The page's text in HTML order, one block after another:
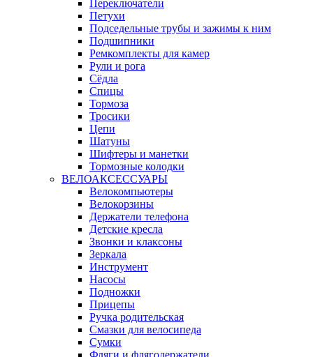
Переключатели
Петухи
Подседельные трубы и зажимы к ним
Подшипники
Ремкомплекты для камер
Рули и рога
Сёдла
Спицы
Тормоза
Тросики
Цепи
Шатуны
Шифтеры и манетки
Тормозные колодки
ВЕЛОАКСЕССУАРЫ
Велокомпьютеры
Велокорзины
Держатели телефона
Детские кресла
Звонки и клаксоны
Зеркала
Инструмент
Насосы
Подножки
Прицепы
Ручка родительская
Смазки для велосипеда
Сумки
Фляги и флягодержатели